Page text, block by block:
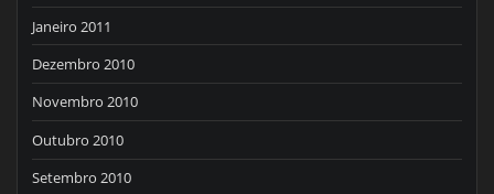
Janeiro 2011
Dezembro 2010
Novembro 2010
Outubro 2010
Setembro 2010